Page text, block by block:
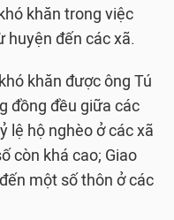
khăn trong việc
huyện đến các xã.
khăn được ông Tú
đồng đều giữa các
lệ hộ nghèo ở các xã
còn khá cao; Giao
một số thôn ở các